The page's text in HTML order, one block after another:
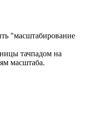
"масштабирование
тачпадом на
масштаба.